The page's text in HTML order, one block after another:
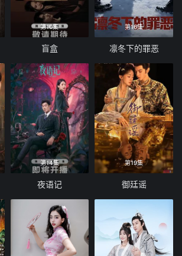
第10集
盲盒
第16集
凛冬下的罪恶
第14集
夜语记
第19集
御廷谣